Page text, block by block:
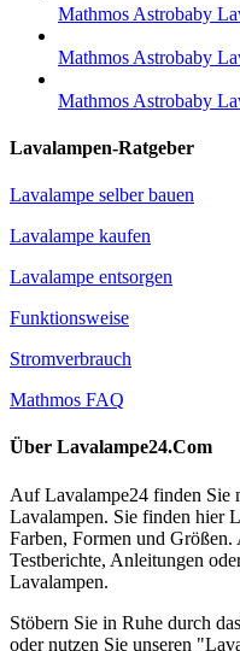
Mathmos Astrobaby
Mathmos Astrobaby
Mathmos Astrobaby
Lavalampen-Ratgeber
Lavalampe selber bauen
Lavalampe kaufen
Lavalampe entsorgen
Funktionsweise
Stromverbrauch
Mathmos FAQ
Über Lavalampe24.Com
Auf Lavalampe24 finden Sie
Lavalampen. Sie finden hier
Farben, Formen und
Testberichte, Anleitungen
Lavalampen.
Stöbern Sie in Ruhe durch
oder nutzen Sie unseren